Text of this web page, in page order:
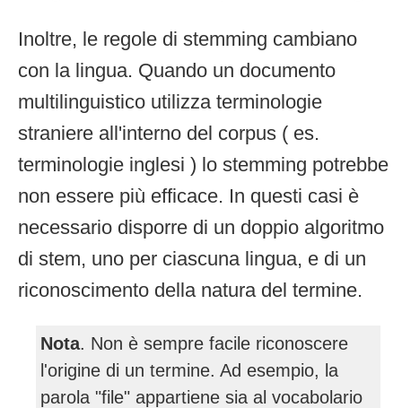
Inoltre, le regole di stemming cambiano
con la lingua. Quando un documento
multilinguistico utilizza terminologie
straniere all'interno del corpus ( es.
terminologie inglesi ) lo stemming potrebbe
non essere più efficace. In questi casi è
necessario disporre di un doppio algoritmo
di stem, uno per ciascuna lingua, e di un
riconoscimento della natura del termine.
Nota. Non è sempre facile riconoscere
l'origine di un termine. Ad esempio, la
parola "file" appartiene sia al vocabolario